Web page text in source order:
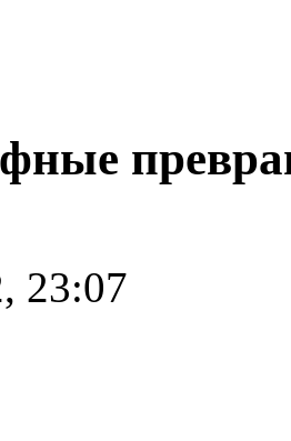
23:07